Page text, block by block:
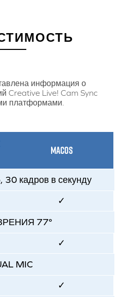
информация о
Creative Live! Cam Sync
платформами.
MACOS
кадров в секунду
✓
77°
✓
MIC
✓